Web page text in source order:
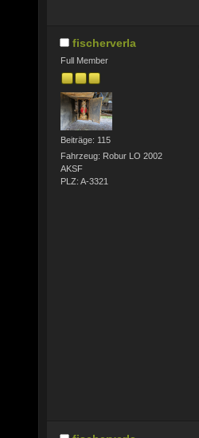
fischerverla
Full Member
Beiträge: 115
Fahrzeug: Robur LO 2002
AKSF
PLZ: A-3321